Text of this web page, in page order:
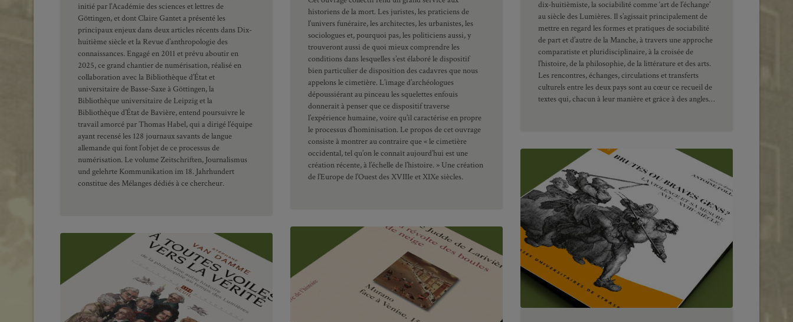
dix-huitièmiste, la sociabilité comme ‘art de l’échange’
au siècle des Lumières. Il s’agissait principalement de
mettre en regard les formes et pratiques de sociabilité
de part et d’autre de la Manche, à travers une approche
comparatiste et pluridisciplinaire, à la croisée de
l’histoire, de la philosophie, de la littérature et des arts.
Les rencontres, échanges, circulations et transferts
culturels entre les deux pays sont au cœur ce recueil de
textes qui, chacun à leur manière et grâce à des angles…
historiens de la mort. Les juristes, les praticiens de
l’univers funéraire, les architectes, les urbanistes, les
sociologues et, pourquoi pas, les politiciens aussi, y
trouveront aussi de quoi mieux comprendre les
conditions dans lesquelles s’est élaboré le dispositif
bien particulier de disposition des cadavres que nous
appelons le cimetière. L’image d’archéologues
dépoussiérant au pinceau les squelettes enfouis
donnerait à penser que ce dispositif traverse
l’expérience humaine, voire qu’il caractérise en propre
le processus d’hominisation. Le propos de cet ouvrage
consiste à montrer au contraire que « le cimetière
occidental, tel qu’on le connaît aujourd’hui est une
création récente, à l’échelle de l’histoire. » Une création
de l’Europe de l’Ouest des XVIIIe et XIXe siècles.
initié par l’Académie des sciences et lettres de
Göttingen, et dont Claire Gantet a présenté les
principaux enjeux dans deux articles récents dans Dix-
huitième siècle et la Revue d’anthropologie des
connaissances. Engagé en 2011 et prévu aboutir en
2025, ce grand chantier de numérisation, réalisé en
collaboration avec la Bibliothèque d’État et
universitaire de Basse-Saxe à Göttingen, la
Bibliothèque universitaire de Leipzig et la
Bibliothèque d’État de Bavière, entend poursuivre le
travail amorcé par Thomas Habel, qui a dirigé l’équipe
ayant recensé les 128 journaux savants de langue
allemande qui font l’objet de ce processus de
numérisation. Le volume Zeitschriften, Journalismus
und gelehrte Kommunikation im 18. Jahrhundert
constitue des Mélanges dédiés à ce chercheur.